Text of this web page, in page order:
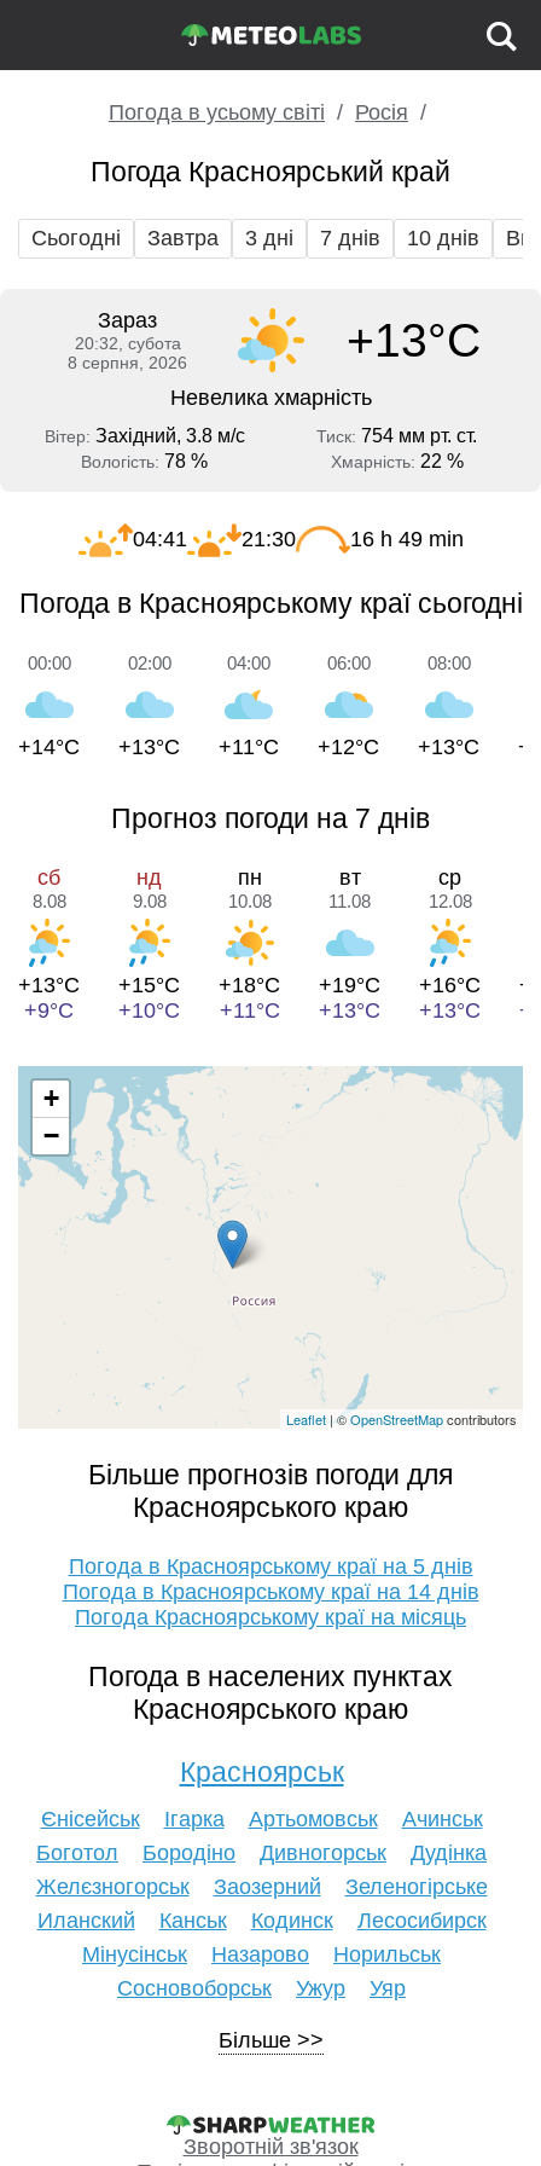
Погода в усьому світі Росія
Погода Красноярський край
Сьогодні Завтра 3 дні 7 днів 10 днів
Зараз
20:32, субота
8 серпня, 2026
+13°C
Невелика хмарність
Вітер: Західний, 3.8 м/с Тиск: 754 мм рт. ст.
Вологість: 78 % Хмарність: 22 %
04:41 21:30 16 h 49 min
Погода в Красноярському краї сьогодні
00:00
+14°C
02:00
+13°C
04:00
+11°C
06:00
+12°C
08:00
+13°C
Прогноз погоди на 7 днів
сб
8.08
+13°C
+9°C
нд
9.08
+15°C
+10°C
пн
10.08
+18°C
+11°C
вт
11.08
+19°C
+13°C
ср
12.08
+16°C
+13°C
+
−
Leaflet | ©OpenStreetMapcontributors
Більше прогнозів погоди для
Красноярського краю
Погода в Красноярському краї на 5 днів
Погода в Красноярському краї на 14 днів
Погода Красноярському краї на місяць
Погода в населених пунктах
Красноярського краю
Красноярськ
Єнісейськ Ігарка Артьомовськ
Ачинськ
Боготол
Бородіно Дивногорськ
Дудінка
Желєзногорськ
Заозерний
Зеленогірське
Иланский
Канськ Кодинск
Лесосибирск
Мінусінськ
Назарово
Норильськ
Сосновоборськ
Ужур Уяр
Більше
Зворотній зв'язок